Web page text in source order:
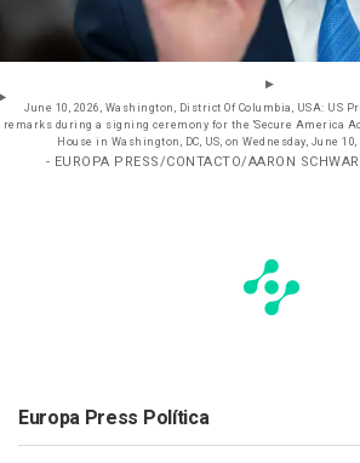
June 10, 2026, Washington, District Of Columbia, USA: US
remarks during a signing ceremony for the 'Secure America
House in Washington, DC, US, on Wednesday, June
- EUROPA PRESS/CONTACTO/AARON
Europa Press Política